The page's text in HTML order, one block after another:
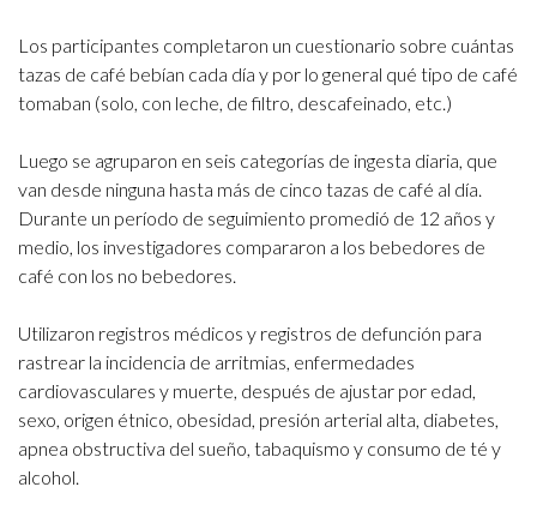
Los participantes completaron un cuestionario sobre cuántas
tazas de café bebían cada día y por lo general qué tipo de café
tomaban (solo, con leche, de filtro, descafeinado, etc.)
Luego se agruparon en seis categorías de ingesta diaria, que
van desde ninguna hasta más de cinco tazas de café al día.
Durante un período de seguimiento promedió de 12 años y
medio, los investigadores compararon a los bebedores de
café con los no bebedores.
Utilizaron registros médicos y registros de defunción para
rastrear la incidencia de arritmias, enfermedades
cardiovasculares y muerte, después de ajustar por edad,
sexo, origen étnico, obesidad, presión arterial alta, diabetes,
apnea obstructiva del sueño, tabaquismo y consumo de té y
alcohol.